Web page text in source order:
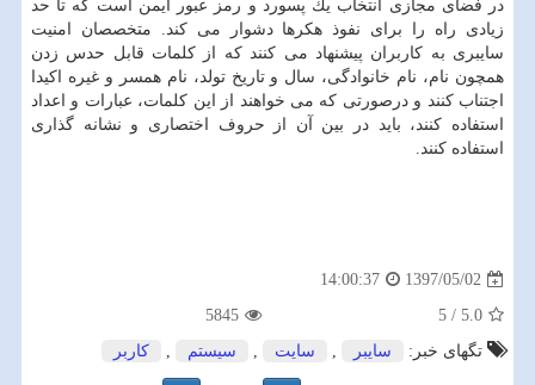
در فضای مجازی انتخاب یك پسورد و رمز عبور ایمن است كه تا حد
زیادی راه را برای نفوذ هكرها دشوار می كند. متخصصان امنیت
سایبری به كاربران پیشنهاد می كنند كه از كلمات قابل حدس زدن
همچون نام، نام خانوادگی، سال و تاریخ تولد، نام همسر و غیره اكیدا
اجتناب كنند و درصورتی كه می خواهند از این كلمات، عبارات و اعداد
استفاده كنند، باید در بین آن از حروف اختصاری و نشانه گذاری
استفاده كنند.
1397/05/02
14:00:37
5.0
/
5
5845
تگهای خبر:
سایبر , سایت , سیستم , كاربر